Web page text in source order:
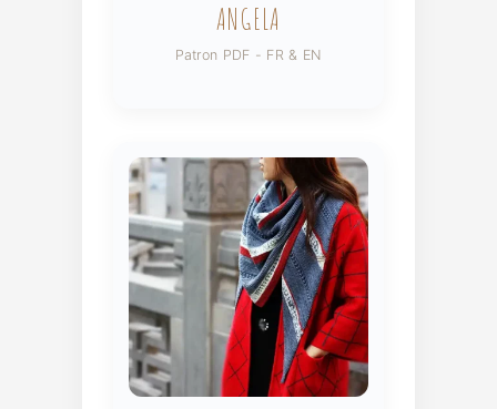
ANGELA
Patron PDF - FR & EN